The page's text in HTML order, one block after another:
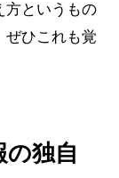
方というもの
ぜひこれも覚
の独自